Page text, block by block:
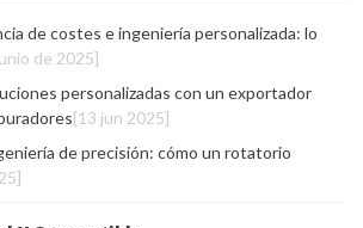
de costes e ingeniería personalizada: lo
de 2025]
personalizadas con un exportador
[13 jun 2025]
de precisión: cómo un rotatorio